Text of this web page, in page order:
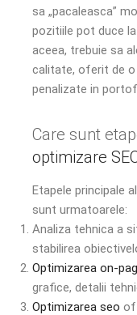
sa „pacaleasca”
pozitiile pot duce
aceea, trebuie sa
calitate, oferit de o
penalizate in
Care sunt
optimizare
Etapele principale
sunt urmatoarele:
Analiza tehnica a
stabilirea
Optimizarea on-
grafice, detalii
Optimizarea seo